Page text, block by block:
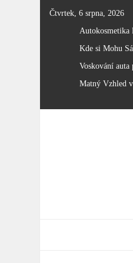
Skip
Čtvrtek, 6 srpna, 2026
Autokosmetika
Kde si Mohu
Voskování
Matný Vzhled